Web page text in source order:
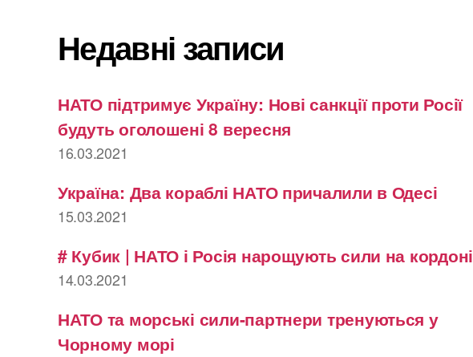
Недавні записи
НАТО підтримує Україну: Нові санкції проти Росії
будуть оголошені 8 вересня
16.03.2021
Україна: Два кораблі НАТО причалили в Одесі
15.03.2021
# Кубик | НАТО і Росія нарощують сили на кордоні
14.03.2021
НАТО та морські сили-партнери тренуються у
Чорному морі